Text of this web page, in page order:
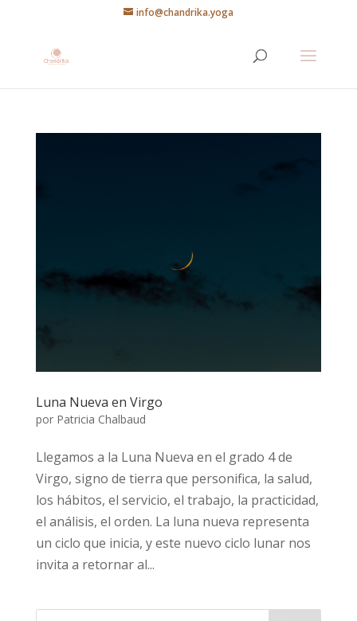
info@chandrika.yoga
Luna Nueva en Virgo
por Patricia Chalbaud
Llegamos a la Luna Nueva en el grado 4 de
Virgo, signo de tierra que personifica, la salud,
los hábitos, el servicio, el trabajo, la practicidad,
el análisis, el orden. La luna nueva representa
un ciclo que inicia, y este nuevo ciclo lunar nos
invita a retornar al...